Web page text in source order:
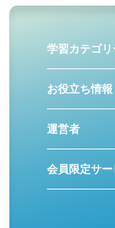
学習カテゴリ
お役立ち情報
運営者
会員限定サー